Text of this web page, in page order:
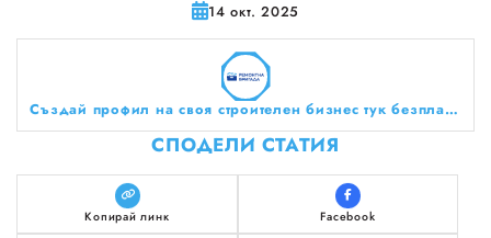
14 окт. 2025
Създай профил на своя строителен бизнес тук безплатно!
СПОДЕЛИ СТАТИЯ
Копирай линк Facebook